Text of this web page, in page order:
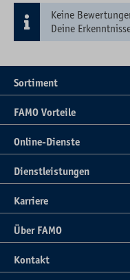
Keine
Deine
Sortiment
FAMO Vorteile
Online-Dienste
Dienstleistungen
Karriere
Über FAMO
Kontakt